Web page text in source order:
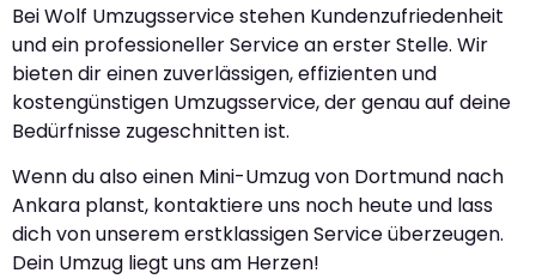
Bei Wolf Umzugsservice stehen Kundenzufriedenheit
und ein professioneller Service an erster Stelle. Wir
bieten dir einen zuverlässigen, effizienten und
kostengünstigen Umzugsservice, der genau auf deine
Bedürfnisse zugeschnitten ist.
Wenn du also einen Mini-Umzug von Dortmund nach
Ankara planst, kontaktiere uns noch heute und lass
dich von unserem erstklassigen Service überzeugen.
Dein Umzug liegt uns am Herzen!